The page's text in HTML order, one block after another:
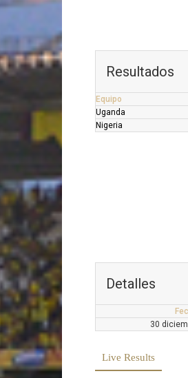
Resultados
Equipo
Uganda
Nigeria
Detalles
30
Live Results